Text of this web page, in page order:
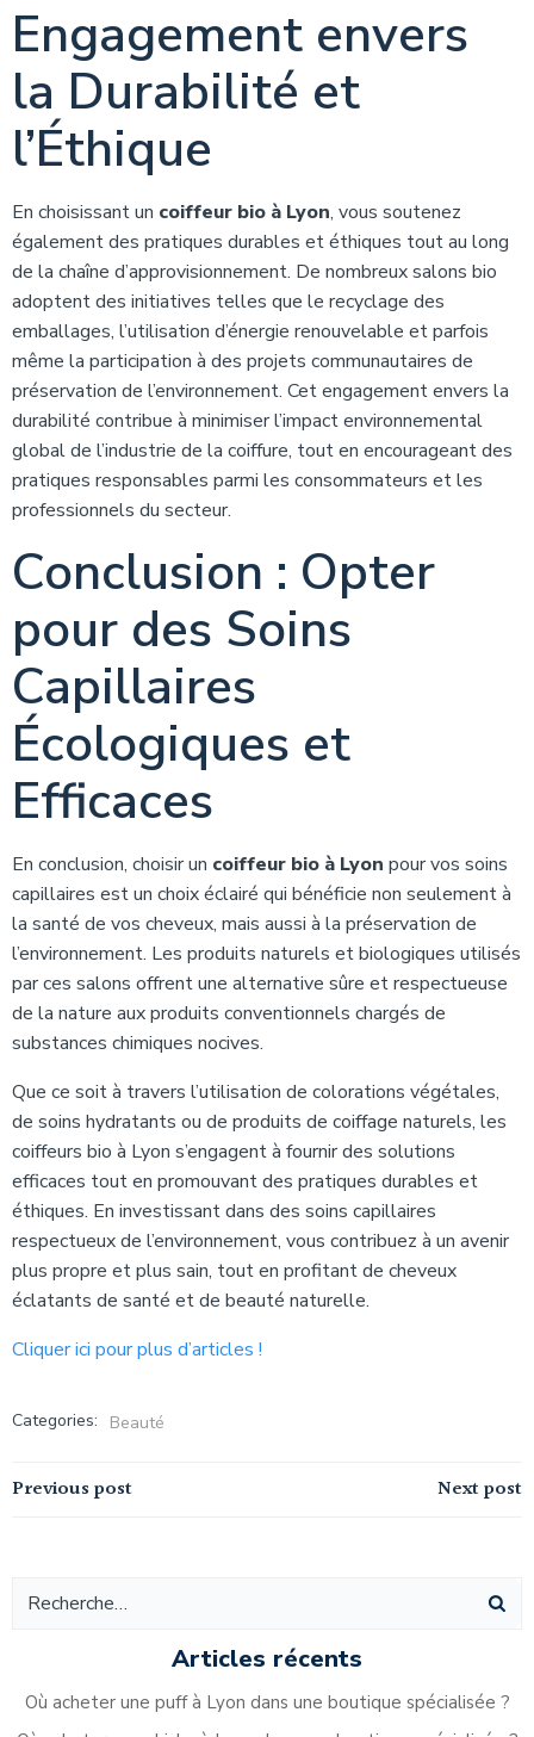
Engagement envers
la Durabilité et
l’Éthique
En choisissant un coiffeur bio à Lyon, vous soutenez
également des pratiques durables et éthiques tout au long
de la chaîne d’approvisionnement. De nombreux salons bio
adoptent des initiatives telles que le recyclage des
emballages, l’utilisation d’énergie renouvelable et parfois
même la participation à des projets communautaires de
préservation de l’environnement. Cet engagement envers la
durabilité contribue à minimiser l’impact environnemental
global de l’industrie de la coiffure, tout en encourageant des
pratiques responsables parmi les consommateurs et les
professionnels du secteur.
Conclusion : Opter
pour des Soins
Capillaires
Écologiques et
Efficaces
En conclusion, choisir un coiffeur bio à Lyon pour vos soins
capillaires est un choix éclairé qui bénéficie non seulement à
la santé de vos cheveux, mais aussi à la préservation de
l’environnement. Les produits naturels et biologiques utilisés
par ces salons offrent une alternative sûre et respectueuse
de la nature aux produits conventionnels chargés de
substances chimiques nocives.
Que ce soit à travers l’utilisation de colorations végétales,
de soins hydratants ou de produits de coiffage naturels, les
coiffeurs bio à Lyon s’engagent à fournir des solutions
efficaces tout en promouvant des pratiques durables et
éthiques. En investissant dans des soins capillaires
respectueux de l’environnement, vous contribuez à un avenir
plus propre et plus sain, tout en profitant de cheveux
éclatants de santé et de beauté naturelle.
Cliquer ici pour plus d’articles !
Categories: Beauté
Navigation
l’article
Previous post Navigation
Next post
Articles récents
Où acheter une puff à Lyon dans une boutique spécialisée ?